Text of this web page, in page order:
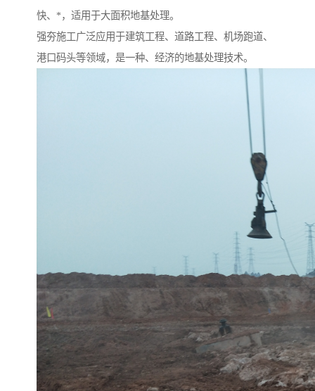
快、*，适用于大面积地基处理。
强夯施工广泛应用于建筑工程、道路工程、机场跑道、
港口码头等领域，是一种、经济的地基处理技术。